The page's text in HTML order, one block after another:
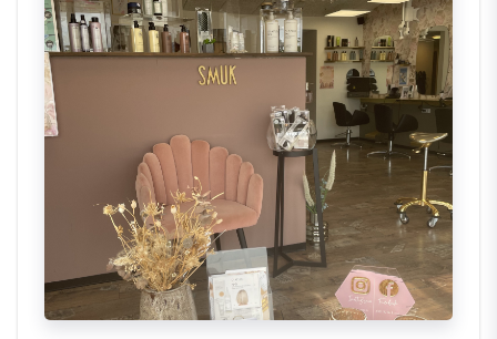
kunder er vi nået så langt, og vi ser frem til mange
flere år med jer.
På den kreative front har vores talentfulde
medarbejder, Katrine, for nylig arbejdet på nogle
spændende farveprojekter. Hun har blandt andet
udført en flot blonde pixie cut kombineret med
olaplex-behandling og en lys balayage for at
opfriske en kundes look. Disse forvandlinger viser
vores engagement i at levere fantastiske resultater,
der opfylder de specifikke ønsker fra vores kunder.